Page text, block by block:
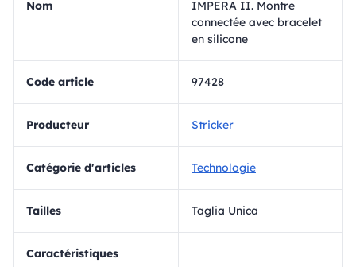
Nom
IMPERA II. Montre
connectée avec bracelet
en silicone
Code article 97428
Producteur Stricker
Catégorie d'articles Technologie
Tailles Taglia Unica
Caractéristiques